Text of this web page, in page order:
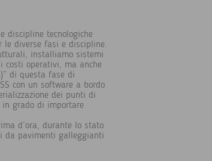
discipline tecnologiche
le diverse fasi e discipline.
installiamo sistemi
costi operativi, ma anche
di questa fase di
con un software a bordo
dei punti di
grado di importare
d’ora, durante lo stato
da pavimenti galleggianti